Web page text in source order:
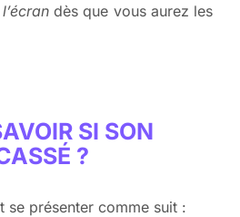
dès que vous aurez les
SI SON
?
se présenter comme suit :